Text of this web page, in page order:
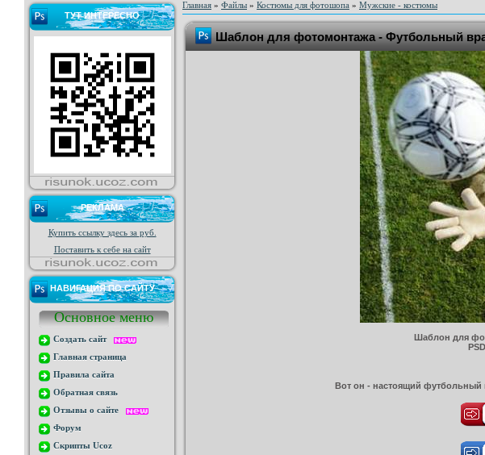
ТУТ ИНТЕРЕСНО
РЕКЛАМА
Купить ссылку здесь за руб.
Поставить к себе на сайт
НАВИГАЦИЯ ПО САЙТУ
Основное меню
Создать сайт
Главная страница
Правила сайта
Обратная связь
Отзывы о сайте
Форум
Скрипты Ucoz
Главная » Файлы » Костюмы для фотошопа » Мужские - костюмы
Шаблон для фотомонтажа - Футбольный
Шаблон для
Вот он - настоящий